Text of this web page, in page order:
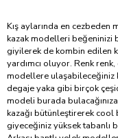
Kış aylarında en
kazak modelleri beğeninizi
giyilerek de kombin edilen
yardımcı oluyor. Renk
modellere ulaşabileceğiniz
degaje yaka gibi birçok
modeli burada
kazağı bütünleştirerek
giyeceğiniz yüksek tabanlı